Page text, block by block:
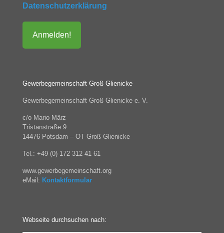
Datenschutzerklärung
Gewerbegemeinschaft Groß Glienicke
Gewerbegemeinschaft Groß Glienicke e. V.
c/o Mario März
Tristanstraße 9
14476 Potsdam – OT Groß Glienicke
Tel.: +49 (0) 172 312 41 61
www.gewerbegemeinschaft.org
eMail: Kontaktformular
Webseite durchsuchen nach: